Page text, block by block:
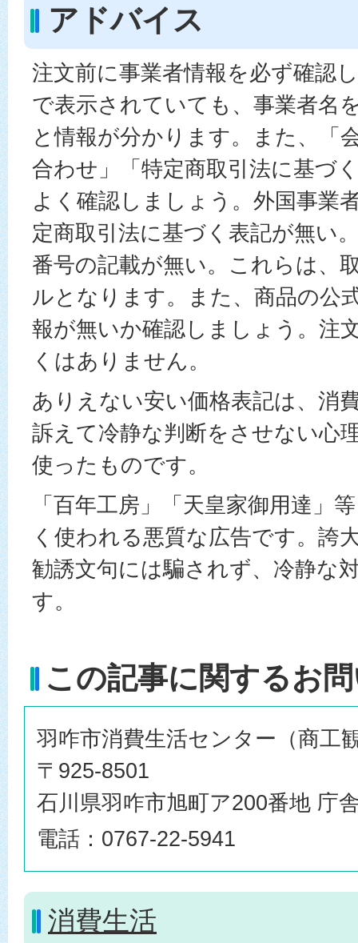
アドバイス
注文前に事業者情報を必ず確認
で表示されていても、事業者名
と情報が分かります。また、「
合わせ」「特定商取引法に基づ
よく確認しましょう。外国事業
定商取引法に基づく表記が無い
番号の記載が無い。これらは、
ルとなります。また、商品の公
報が無いか確認しましょう。注
くはありません。
ありえない安い価格表記は、消
訴えて冷静な判断をさせない心
使ったものです。
「百年工房」「天皇家御用達」
く使われる悪質な広告です。誇
勧誘文句には騙されず、冷静な
す。
この記事に関するお
羽咋市消費生活センター（商工
〒925-8501
石川県羽咋市旭町ア200番地 庁
電話：0767-22-5941
消費生活